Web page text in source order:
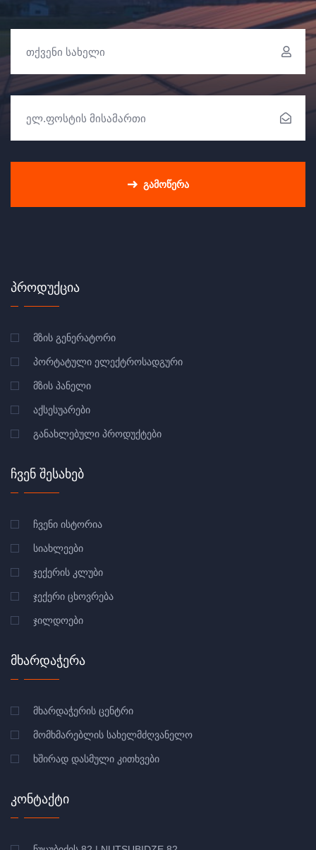
ᲒᲐᲛᲝᲬᲔᲠᲐ
ᲞᲠᲝᲓᲣᲥᲪᲘᲐ
ᲛᲖᲘᲡ ᲒᲔᲜᲔᲠᲐᲢᲝᲠᲘ
ᲞᲝᲠᲢᲐᲢᲣᲚᲘ ᲔᲚᲔᲥᲢᲠᲝᲡᲐᲓᲒᲣᲠᲘ
ᲛᲖᲘᲡ ᲞᲐᲜᲔᲚᲘ
ᲐᲥᲡᲔᲡᲣᲐᲠᲔᲑᲘ
ᲒᲐᲜᲐᲮᲚᲔᲑᲣᲚᲘ ᲞᲠᲝᲓᲣᲥᲢᲔᲑᲘ
ᲩᲕᲔᲜ ᲨᲔᲡᲐᲮᲔᲑ
ᲩᲕᲔᲜᲘ ᲘᲡᲢᲝᲠᲘᲐ
ᲡᲘᲐᲮᲚᲔᲔᲑᲘ
ᲯᲔᲥᲔᲠᲘᲡ ᲙᲚᲣᲑᲘ
ᲯᲔᲥᲔᲠᲘ ᲪᲮᲝᲕᲠᲔᲑᲐ
ᲯᲘᲚᲓᲝᲔᲑᲘ
ᲛᲮᲐᲠᲓᲐᲭᲔᲠᲐ
ᲛᲮᲐᲠᲓᲐᲭᲔᲠᲘᲡ ᲪᲔᲜᲢᲠᲘ
ᲛᲝᲛᲮᲛᲐᲠᲔᲑᲚᲘᲡ ᲡᲐᲮᲔᲚᲛᲫᲦᲕᲐᲜᲔᲚᲝ
ᲮᲨᲘᲠᲐᲓ ᲓᲐᲡᲛᲣᲚᲘ ᲙᲘᲗᲮᲕᲔᲑᲘ
ᲙᲝᲜᲢᲐᲥᲢᲘ